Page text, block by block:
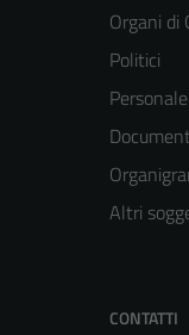
Organi di
Politici
Altri
CONTATTI